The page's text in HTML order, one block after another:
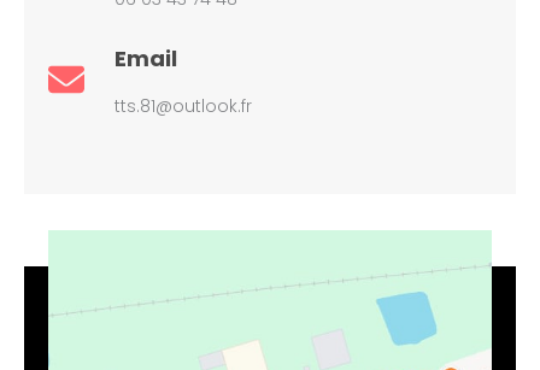
Email
tts.81@outlook.fr